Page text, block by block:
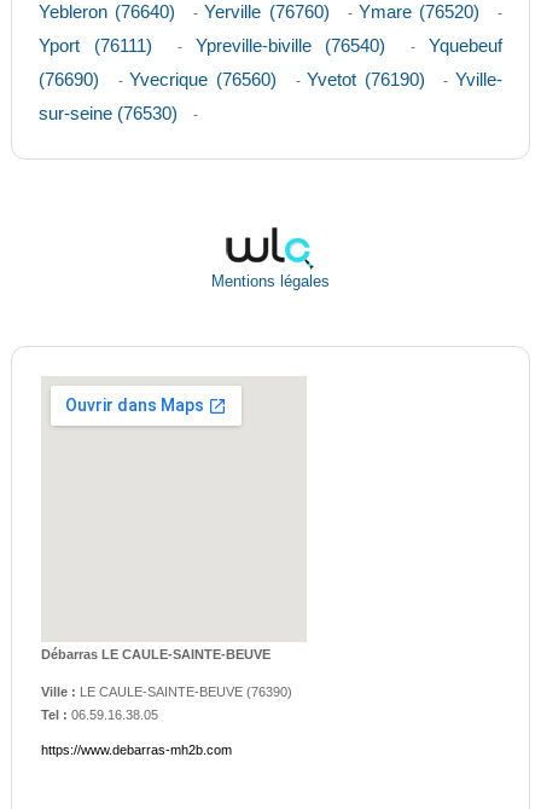
Yebleron (76640) - Yerville (76760) - Ymare (76520) -
Yport (76111) - Ypreville-biville (76540) - Yquebeuf
(76690)
- Yvecrique (76560) - Yvetot (76190) - Yville-
sur-seine (76530)
-
Mentions légales
Débarras LE CAULE-SAINTE-BEUVE
Ville : LE CAULE-SAINTE-BEUVE(76390)
Tel : 06.59.16.38.05
https://www.debarras-mh2b.com